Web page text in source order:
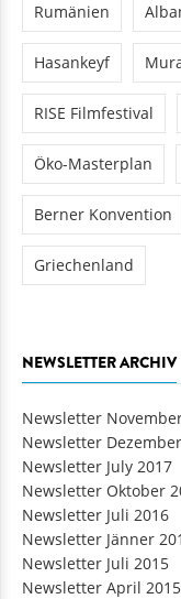
Rumänien
Hasankeyf
RISE Filmfestival
Öko-Masterplan
Berner Konvention
Griechenland
NEWSLETTER ARCHIV
Newsletter
Newsletter
Newsletter July 2017
Newsletter Oktober
Newsletter Juli 2016
Newsletter Jänner
Newsletter Juli 2015
Newsletter April 2015